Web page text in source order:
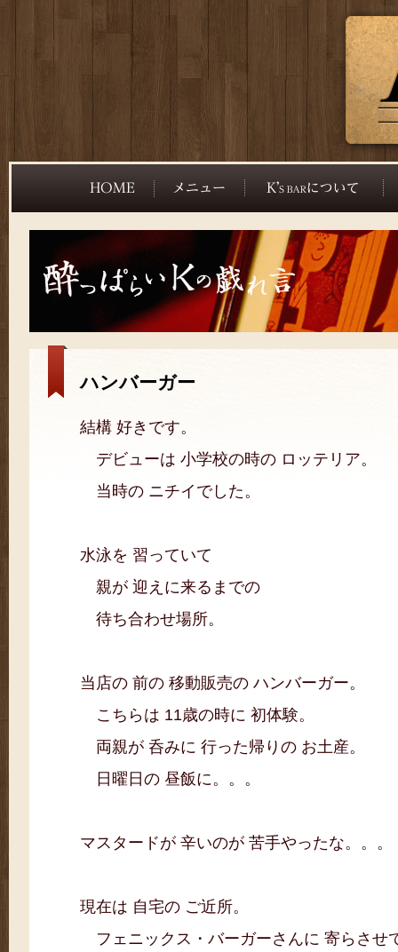
ハンバーガー
結構 好きです。
デビューは 小学校の時の ロッテリア。
当時の ニチイでした。
水泳を 習っていて
親が 迎えに来るまでの
待ち合わせ場所。
当店の 前の 移動販売の ハンバーガー。
こちらは 11歳の時に 初体験。
両親が 呑みに 行った帰りの お土産。
日曜日の 昼飯に。。。
マスタードが 辛いのが 苦手やったな。。。
現在は 自宅の ご近所。
フェニックス・バーガーさんに 寄らさせ